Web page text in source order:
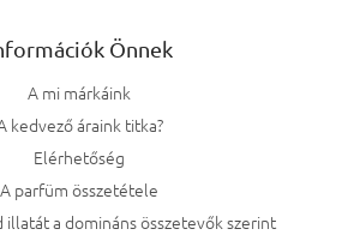
Önnek
A mi márkáink
kedvező áraink titka?
Elérhetőség
A parfüm összetétele
illatát a domináns összetevők szerint